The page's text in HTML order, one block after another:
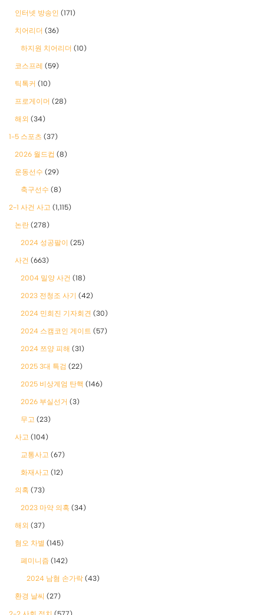
인터넷 방송인 (171)
치어리더 (36)
하지원 치어리더 (10)
코스프레 (59)
틱톡커 (10)
프로게이머 (28)
해외 (34)
1-5 스포츠 (37)
2026 월드컵 (8)
운동선수 (29)
축구선수 (8)
2-1 사건 사고 (1,115)
논란 (278)
2024 성공팔이 (25)
사건 (663)
2004 밀양 사건 (18)
2023 전청조 사기 (42)
2024 민희진 기자회견 (30)
2024 스캠코인 게이트 (57)
2024 쯔양 피해 (31)
2025 3대 특검 (22)
2025 비상계엄 탄핵 (146)
2026 부실선거 (3)
무고 (23)
사고 (104)
교통사고 (67)
화재사고 (12)
의혹 (73)
2023 마약 의혹 (34)
해외 (37)
혐오 차별 (145)
폐미니즘 (142)
2024 남혐 손가락 (43)
환경 날씨 (27)